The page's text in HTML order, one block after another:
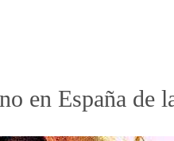
en España de